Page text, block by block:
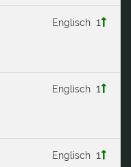
1
Englisch
1
Englisch
1
Englisch